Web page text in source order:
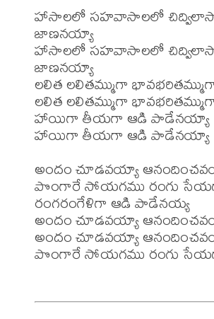
హాసాలలో సహవాసాలలో
జాణనయ్యా
హాసాలలో సహవాసాలలో
జాణనయ్యా
లలిత లలితమ్ముగా
లలిత లలితమ్ముగా
హాయిగా తీయగా ఆడి పాడేనయ్యా
హాయిగా తీయగా ఆడి పాడేనయ్యా
అందం చూడవయ్యా
పొంగారే సోయగము రంగు
రంగరంగేళిగా ఆడి పాడేనయ్య
అందం చూడవయ్యా
అందం చూడవయ్యా
పొంగారే సోయగము రంగు